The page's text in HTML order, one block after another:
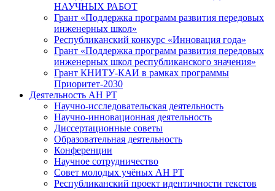
НАУЧНЫХ РАБОТ
Грант «Поддержка программ развития передовых
инженерных школ»
Республиканский конкурс «Инновация года»
Грант «Поддержка программ развития передовых
инженерных школ республиканского значения»
Грант КНИТУ-КАИ в рамках программы
Приоритет-2030
Деятельность АН РТ
Научно-исследовательская деятельность
Научно-инновационная деятельность
Диссертационные советы
Образовательная деятельность
Конференции
Научное сотрудничество
Совет молодых учёных АН РТ
Республиканский проект идентичности текстов